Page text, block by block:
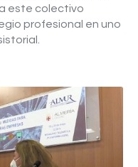
este colectivo
profesional en uno